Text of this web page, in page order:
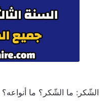
الشّكر: ما الشّكر؟ ما